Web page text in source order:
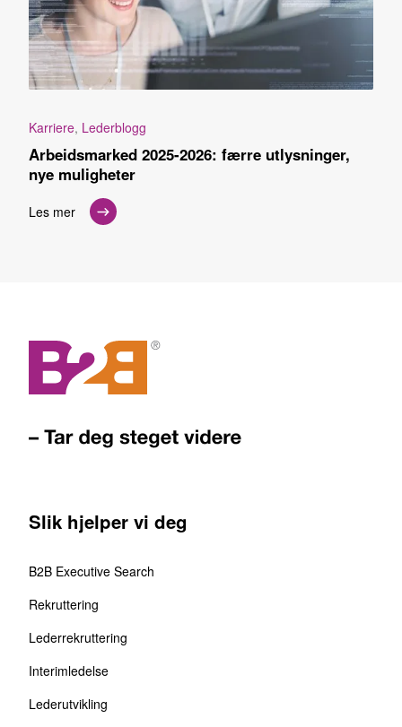
Karriere, Lederblogg
Arbeidsmarked 2025-2026: færre utlysninger,
nye muligheter
Les mer
Slik hjelper vi deg
B2B Executive Search
Rekruttering
Lederrekruttering
Interimledelse
Lederutvikling